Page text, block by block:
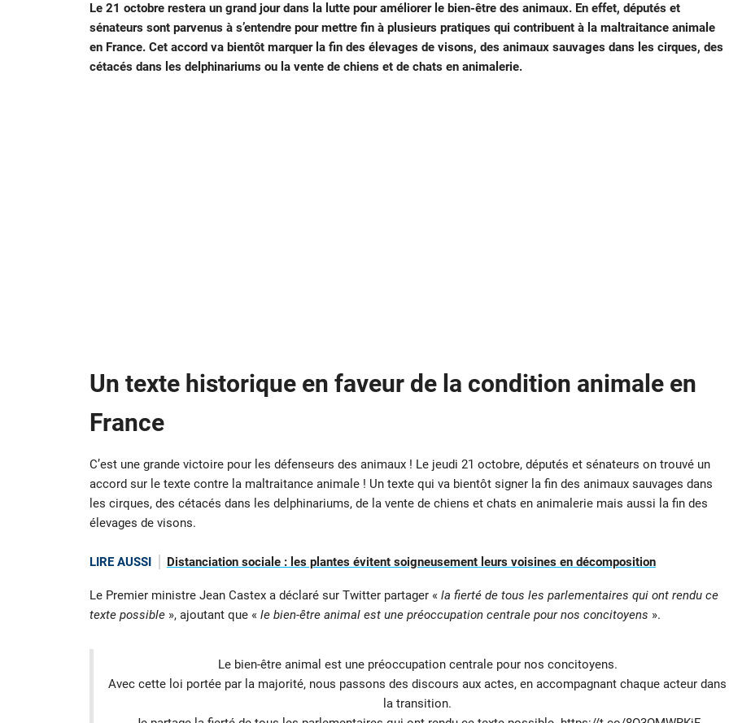
Le 21 octobre restera un grand jour dans la lutte pour améliorer le bien-être des animaux. En effet, députés et
sénateurs sont parvenus à s’entendre pour mettre fin à plusieurs pratiques qui contribuent à la maltraitance animale
en France. Cet accord va bientôt marquer la fin des élevages de visons, des animaux sauvages dans les cirques, des
cétacés dans les delphinariums ou la vente de chiens et de chats en animalerie.
Un texte historique en faveur de la condition animale en
France
C’est une grande victoire pour les défenseurs des animaux ! Le jeudi 21 octobre, députés et sénateurs on trouvé un
accord sur le texte contre la maltraitance animale ! Un texte qui va bientôt signer la fin des animaux sauvages dans
les cirques, des cétacés dans les delphinariums, de la vente de chiens et chats en animalerie mais aussi la fin des
élevages de visons.
LIRE AUSSI Distanciation sociale : les plantes évitent soigneusement leurs voisines en décomposition
Le Premier ministre Jean Castex a déclaré sur Twitter partager « la fierté de tous les parlementaires qui ont rendu ce
texte possible », ajoutant que « le bien-être animal est une préoccupation centrale pour nos concitoyens ».
Le bien-être animal est une préoccupation centrale pour nos concitoyens.
Avec cette loi portée par la majorité, nous passons des discours aux actes, en accompagnant chaque acteur dans
la transition.